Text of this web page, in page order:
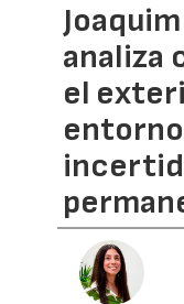
analiza
el